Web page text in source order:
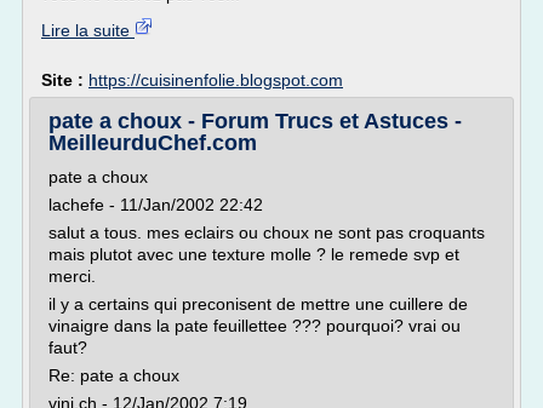
Lire la suite
Site : https://cuisinenfolie.blogspot.com
pate a choux - Forum Trucs et Astuces -
MeilleurduChef.com
pate a choux
lachefe - 11/Jan/2002 22:42
salut a tous. mes eclairs ou choux ne sont pas croquants
mais plutot avec une texture molle ? le remede svp et
merci.
il y a certains qui preconisent de mettre une cuillere de
vinaigre dans la pate feuillettee ??? pourquoi? vrai ou
faut?
Re: pate a choux
vini.ch - 12/Jan/2002 7:19